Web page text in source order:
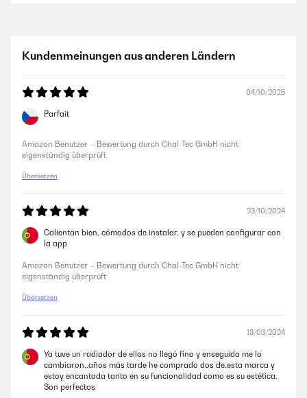
Amazon Benutzer – Bewertung durch Chal-Tec GmbH nicht
Ich bin zufrieden damit, bisher funktioniert es so gut.Ich habe es vor ein
zusammen mit der Luftfeuchtigkeit sorgt es für ausreichend Wärme im
gesamten Badezimmer.Ich habe die App heruntergeladen, die mit dem
Gerät geliefert wird. Sie hilft mir bei der Entscheidung, ob die
Temperatur des Geräts hoch ist.Vom Design her gefällt es mir, da es zu
Platz ein.Es ist etwas schwer – aber ich hatte keine Probleme mit der
Installation.Ich kann es empfehlen. Ich denke, es ist wichtig zu prüfen,
ob es zum Ort passt usw.
Amazon Benutzer – Bewertung durch Chal-Tec GmbH nicht
auch schnell , einfach und reibungslos .bis es die gewünschte
Minute ungefähr ..beim Berührung bekommt man keine Verbrennung ,
was für mich sehr praktisch war ,da ich baby habe
Amazon Benutzer – Bewertung durch Chal-Tec GmbH nicht
Kundenmeinungen aus anderen Ländern
04/10/2025
Parfait
Amazon Benutzer – Bewertung durch Chal-Tec GmbH nicht
eigenständig überprüft
Übersetzen
23/10/2024
Calientan bien, cómodos de instalar, y se pueden configurar con
la app
Amazon Benutzer – Bewertung durch Chal-Tec GmbH nicht
eigenständig überprüft
Übersetzen
13/03/2024
Ya tuve un radiador de ellos no llegó fino y enseguida me lo
cambiaron..años más tarde he comprado dos de.esta marca y
estoy encantada tanto en su funcionalidad como es su estética.
Son perfectos